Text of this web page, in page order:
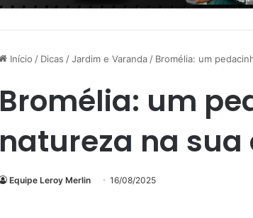
Início / Dicas /Jardim e Varanda / Bromélia: um
Bromélia: um
natureza na sua
Equipe Leroy Merlin 16/08/2025